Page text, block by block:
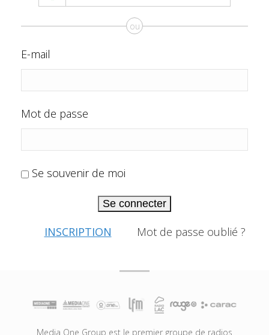
ou
E-mail
Mot de passe
Se souvenir de moi
Se connecter
INSCRIPTION Mot de passe oublié ?
Media One Group est le premier groupe de radios